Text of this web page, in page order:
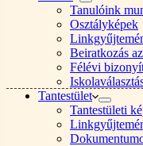
Tanulóink
Osztályképek
Beiratkozás
Félévi
Tantestület
Tantestületi